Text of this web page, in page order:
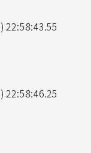
22:58:43.55
22:58:46.25